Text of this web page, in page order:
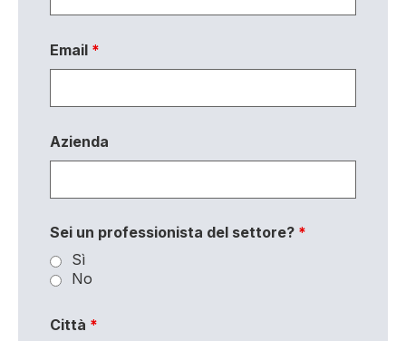
Email *
Azienda
Sei un professionista del settore? *
Sì
No
Città *